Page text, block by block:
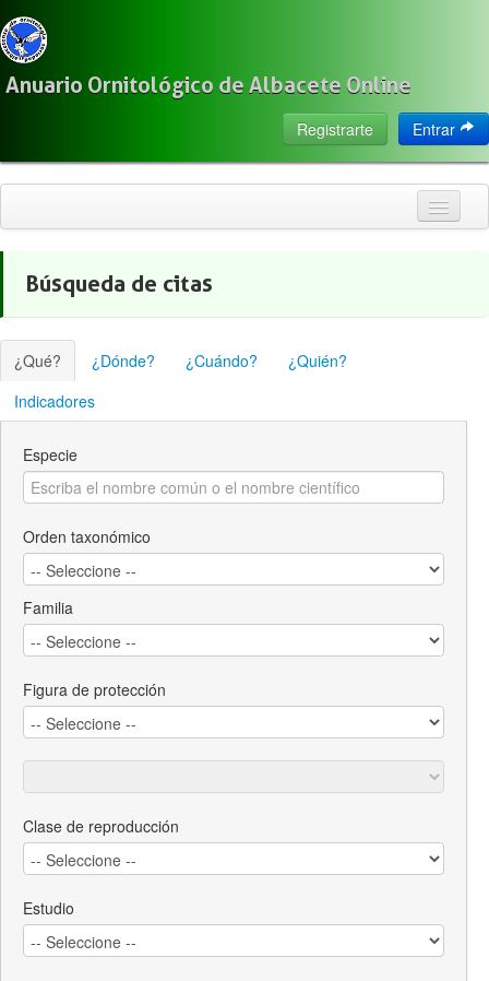
Anuario Ornitológico de Albacete Online
Entrar
Registrarte
Citas
Localización
Observadores
Acerca de
Búsqueda de citas
¿Qué? ¿Dónde? ¿Cuándo?
¿Quién?
Indicadores
Especie
Orden taxonómico
Familia
Figura de protección
Clase de reproducción
Estudio